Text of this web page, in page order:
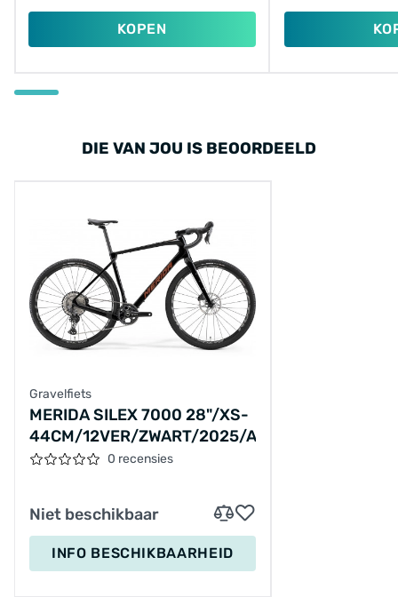
KOPEN
DIE VAN JOU IS BEOORDEELD
Gravelfiets
MERIDA SILEX 7000 28"/XS-
44CM/12VER/ZWART/2025/A62511A00422
0 recensies
Niet beschikbaar
INFO BESCHIKBAARHEID